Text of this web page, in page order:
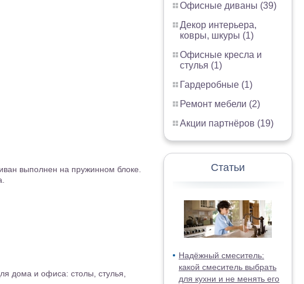
Офисные диваны (39)
Декор интерьера,
ковры, шкуры (1)
Офисные кресла и
стулья (1)
Гардеробные (1)
Ремонт мебели (2)
Акции партнёров (19)
Статьи
Надёжный смеситель:
какой смеситель выбрать
для кухни и не менять его
выполнен на пружинном блоке.
дома и офиса: столы, стулья,